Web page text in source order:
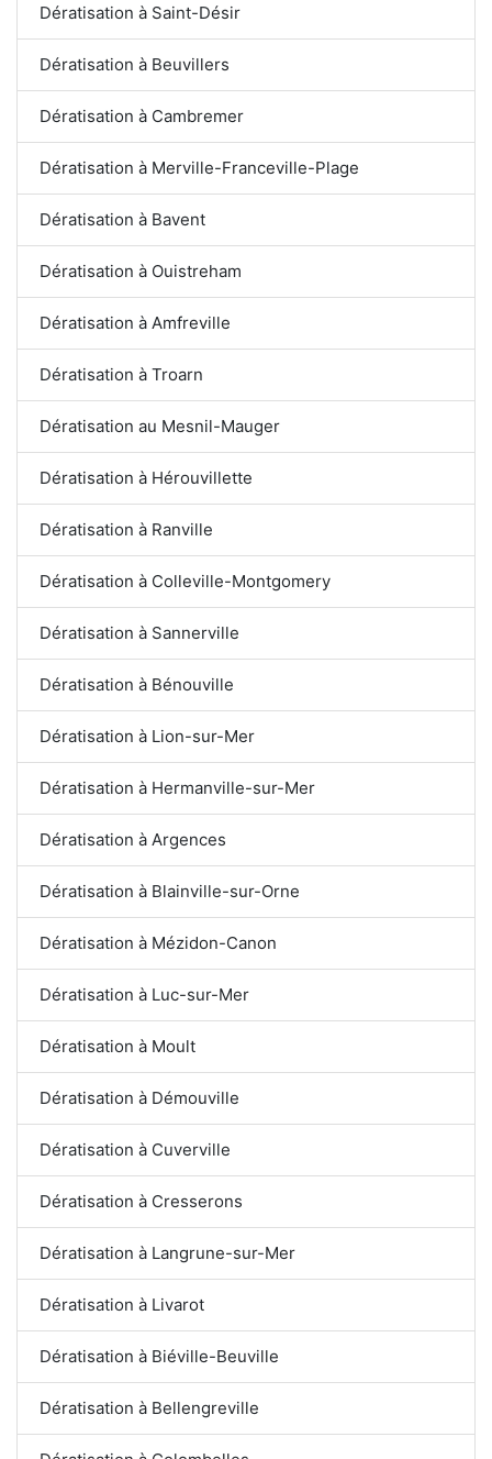
Dératisation à Saint-Désir
Dératisation à Beuvillers
Dératisation à Cambremer
Dératisation à Merville-Franceville-Plage
Dératisation à Bavent
Dératisation à Ouistreham
Dératisation à Amfreville
Dératisation à Troarn
Dératisation au Mesnil-Mauger
Dératisation à Hérouvillette
Dératisation à Ranville
Dératisation à Colleville-Montgomery
Dératisation à Sannerville
Dératisation à Bénouville
Dératisation à Lion-sur-Mer
Dératisation à Hermanville-sur-Mer
Dératisation à Argences
Dératisation à Blainville-sur-Orne
Dératisation à Mézidon-Canon
Dératisation à Luc-sur-Mer
Dératisation à Moult
Dératisation à Démouville
Dératisation à Cuverville
Dératisation à Cresserons
Dératisation à Langrune-sur-Mer
Dératisation à Livarot
Dératisation à Biéville-Beuville
Dératisation à Bellengreville